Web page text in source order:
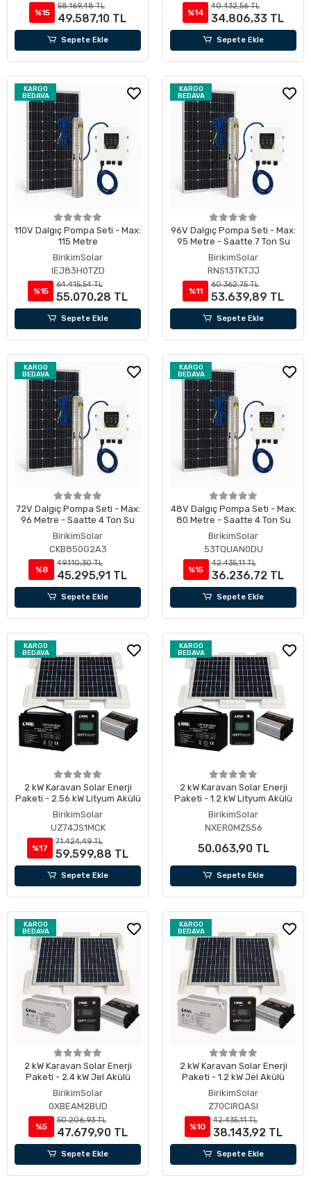
%15
58.169,48 TL
49.587,10 TL
Sepete Ekle
%14
40.432,56 TL
34.806,33 TL
Sepete Ekle
KARGO
BEDAVA
110V Dalgıç Pompa Seti - Max:
115 Metre
BirikimSolar
IEJ83H0TZD
%15
64.415,54 TL
55.070,28 TL
Sepete Ekle
KARGO
BEDAVA
96V Dalgıç Pompa Seti - Max:
95 Metre - Saatte 7 Ton Su
BirikimSolar
RNS13TKTJJ
%11
60.362,75 TL
53.639,89 TL
Sepete Ekle
KARGO
BEDAVA
72V Dalgıç Pompa Seti - Max:
96 Metre - Saatte 4 Ton Su
BirikimSolar
CKB850G2A3
%8
49.110,30 TL
45.295,91 TL
Sepete Ekle
KARGO
BEDAVA
48V Dalgıç Pompa Seti - Max:
80 Metre - Saatte 4 Ton Su
BirikimSolar
53TQUAN0DU
%15
42.435,11 TL
36.236,72 TL
Sepete Ekle
KARGO
BEDAVA
2 kW Karavan Solar Enerji
Paketi - 2.56 kW Lityum Akülü
BirikimSolar
UZ74JS1MCK
%17
71.424,49 TL
59.599,88 TL
Sepete Ekle
KARGO
BEDAVA
2 kW Karavan Solar Enerji
Paketi - 1.2 kW Lityum Akülü
BirikimSolar
NXER0MZS56
50.063,90 TL
Sepete Ekle
KARGO
BEDAVA
2 kW Karavan Solar Enerji
Paketi - 2.4 kW Jel Akülü
BirikimSolar
0XBEAM2BUD
%5
50.206,93 TL
47.679,90 TL
Sepete Ekle
KARGO
BEDAVA
2 kW Karavan Solar Enerji
Paketi - 1.2 kW Jel Akülü
BirikimSolar
Z70CIRQASI
%10
42.435,11 TL
38.143,92 TL
Sepete Ekle